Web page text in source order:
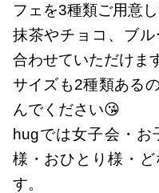
フェを3種類ご用意
抹茶やチョコ、ブ
合わせていただけま
サイズも2種類ある
んでください😘
hugでは女子会・お
様・おひとり様・
す。